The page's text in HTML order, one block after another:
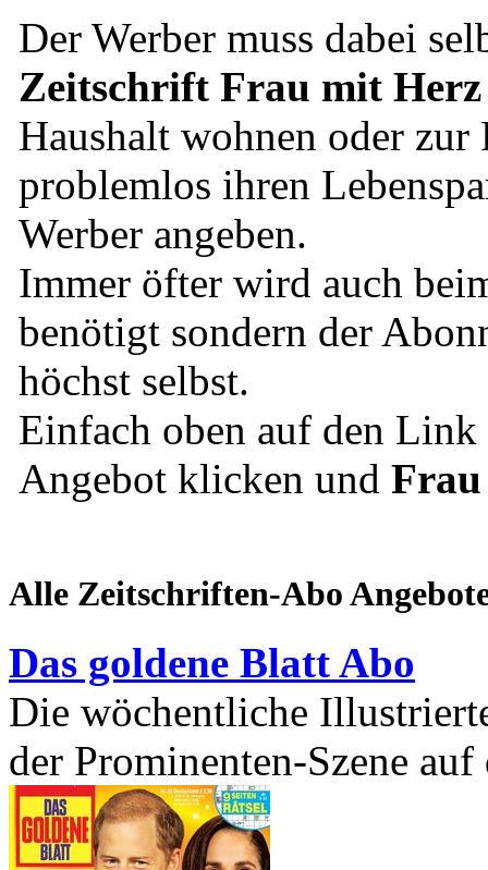
Der Werber muss dabei
Zeitschrift Frau mit Herz
Haushalt wohnen oder
problemlos ihren
Werber angeben.
Immer öfter wird auch
benötigt sondern der
höchst selbst.
Einfach oben auf den Link
Angebot klicken und
Alle Zeitschriften-Abo
Das goldene Blatt Abo
Die wöchentliche
der Prominenten-Szene